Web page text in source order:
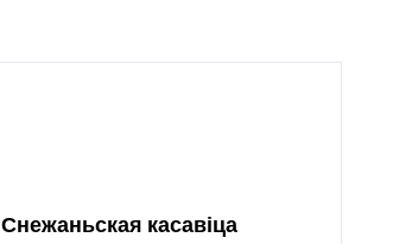
Снежаньская касавіца